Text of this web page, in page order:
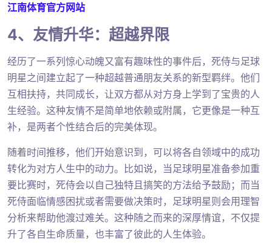
江南体育官方网站
4、友情升华：超越界限
经历了一系列惊心动魄又富有趣味性的事件后，死侍与足球
明星之间建立起了一种超越普通朋友关系的新型羁绊。他们
互相扶持，共同成长，让双方都从对方身上学到了宝贵的人
生经验。这种友情不是简单地依赖或附属，它更像是一种互
补，是两者个性结合后的完美体现。
随着时间推移，他们开始意识到，可以将各自领域中的成功
转化为对方人生中的动力。比如说，当足球明星准备参加重
要比赛时，死侍会以自己独特且搞笑的方法给予鼓励；而当
死侍面临情感困扰或者需要做决策时，足球明星则会用理智
分析来帮助他渡过难关。这种随之而来的深厚情谊，不仅提
升了各自生命质量，也丰富了彼此的人生体验。